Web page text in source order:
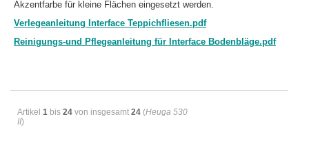
Akzentfarbe für kleine Flächen eingesetzt werden.
Verlegeanleitung Interface Teppichfliesen.pdf
Reinigungs-und Pflegeanleitung für Interface Bodenbläge.pdf
Artikel 1 bis 24 von insgesamt 24 (Heuga 530
II)